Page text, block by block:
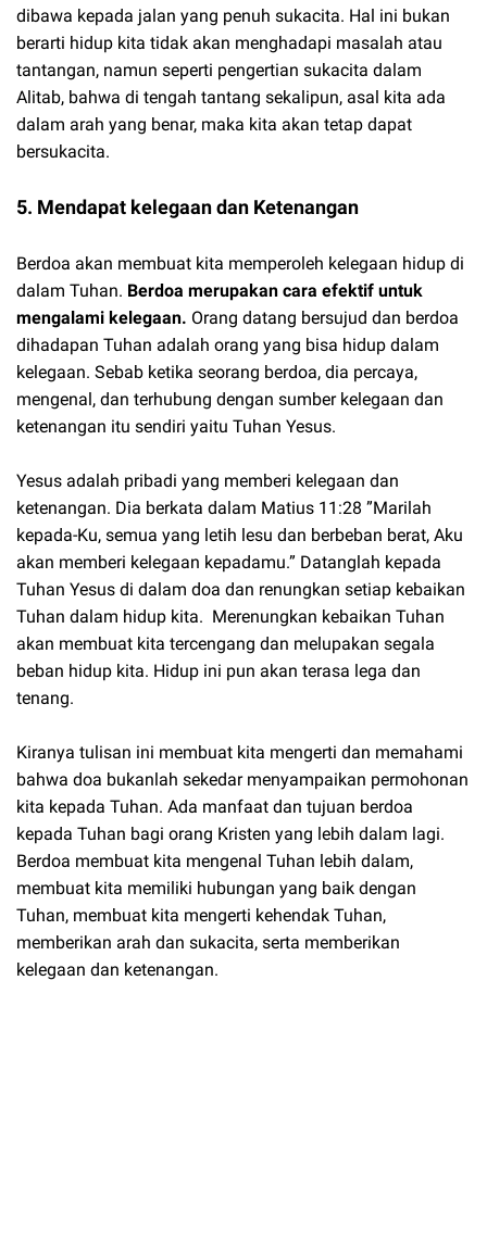
dibawa kepada jalan yang penuh sukacita. Hal ini bukan
berarti hidup kita tidak akan menghadapi masalah atau
tantangan, namun seperti pengertian sukacita dalam
Alitab, bahwa di tengah tantang sekalipun, asal kita ada
dalam arah yang benar, maka kita akan tetap dapat
bersukacita.
5. Mendapat kelegaan dan Ketenangan
Berdoa akan membuat kita memperoleh kelegaan hidup di
dalam Tuhan. Berdoa merupakan cara efektif untuk
mengalami kelegaan. Orang datang bersujud dan berdoa
dihadapan Tuhan adalah orang yang bisa hidup dalam
kelegaan. Sebab ketika seorang berdoa, dia percaya,
mengenal, dan terhubung dengan sumber kelegaan dan
ketenangan itu sendiri yaitu Tuhan Yesus.
Yesus adalah pribadi yang memberi kelegaan dan
ketenangan. Dia berkata dalam Matius 11:28 ”Marilah
kepada-Ku, semua yang letih lesu dan berbeban berat, Aku
akan memberi kelegaan kepadamu.” Datanglah kepada
Tuhan Yesus di dalam doa dan renungkan setiap kebaikan
Tuhan dalam hidup kita. Merenungkan kebaikan Tuhan
akan membuat kita tercengang dan melupakan segala
beban hidup kita. Hidup ini pun akan terasa lega dan
tenang.
Kiranya tulisan ini membuat kita mengerti dan memahami
bahwa doa bukanlah sekedar menyampaikan permohonan
kita kepada Tuhan. Ada manfaat dan tujuan berdoa
kepada Tuhan bagi orang Kristen yang lebih dalam lagi.
Berdoa membuat kita mengenal Tuhan lebih dalam,
membuat kita memiliki hubungan yang baik dengan
Tuhan, membuat kita mengerti kehendak Tuhan,
memberikan arah dan sukacita, serta memberikan
kelegaan dan ketenangan.